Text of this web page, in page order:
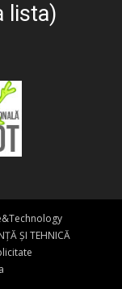
lista)
ȘI TEHNICĂ